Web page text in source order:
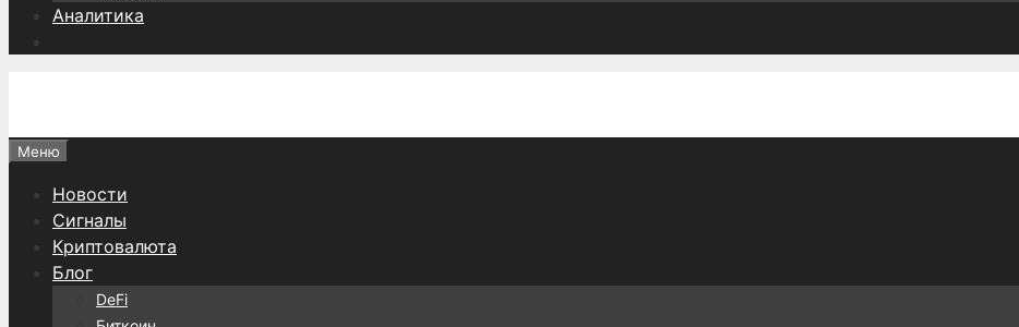
Аналитика
Меню
Новости
Сигналы
Криптовалюта
Блог
DeFi